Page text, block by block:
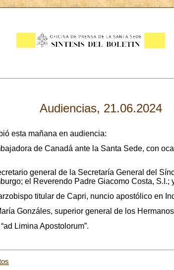
Audiencias, 21.06.2024
esta mañana en audiencia:
de Canadá ante la Santa Sede, con
general de la Secretaría General del
el Reverendo Padre Giacomo Costa,
titular de Capri, nuncio apostólico en
Gonzáles, superior general de los
Limina Apostolorum”.